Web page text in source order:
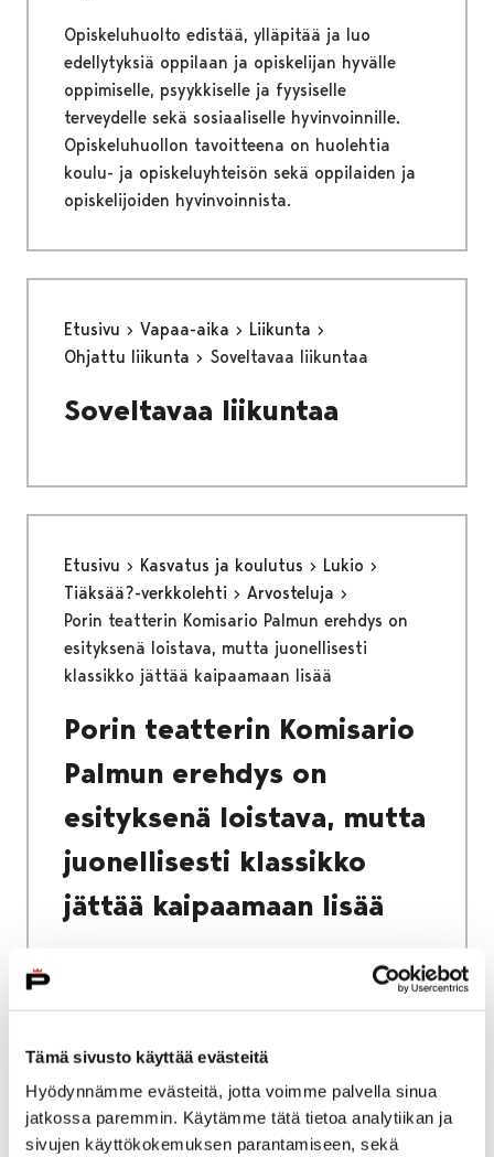
Tämä sivusto käyttää evästeitä
Hyödynnämme evästeitä, jotta voimme palvella sinua
jatkossa paremmin. Käytämme tätä tietoa analytiikan ja
sivujen käyttökokemuksen parantamiseen, sekä
Opiskeluhuolto edistää, ylläpitää ja luo
edellytyksiä oppilaan ja opiskelijan hyvälle
oppimiselle, psyykkiselle ja fyysiselle
terveydelle sekä sosiaaliselle hyvinvoinnille.
Opiskeluhuollon tavoitteena on huolehtia
koulu- ja opiskeluyhteisön sekä oppilaiden ja
opiskelijoiden hyvinvoinnista.
Etusivu Vapaa-aika
Liikunta
Ohjattu liikunta
Soveltavaa liikuntaa
Soveltavaa liikuntaa
Etusivu Kasvatus ja koulutus
Lukio
Tiäksää?-verkkolehti
Arvosteluja
Porin teatterin Komisario Palmun erehdys on
esityksenä loistava, mutta juonellisesti
klassikko jättää kaipaamaan lisää
Porin teatterin Komisario
Palmun erehdys on
esityksenä loistava, mutta
juonellisesti klassikko
jättää kaipaamaan lisää
Etusivu Kaupunki ja hallinto
Tietosuoja ja tietosuojaselosteet
Tietosuoja ja